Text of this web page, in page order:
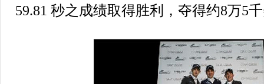
59.81 秒之成绩取得胜利，夺得约8万5